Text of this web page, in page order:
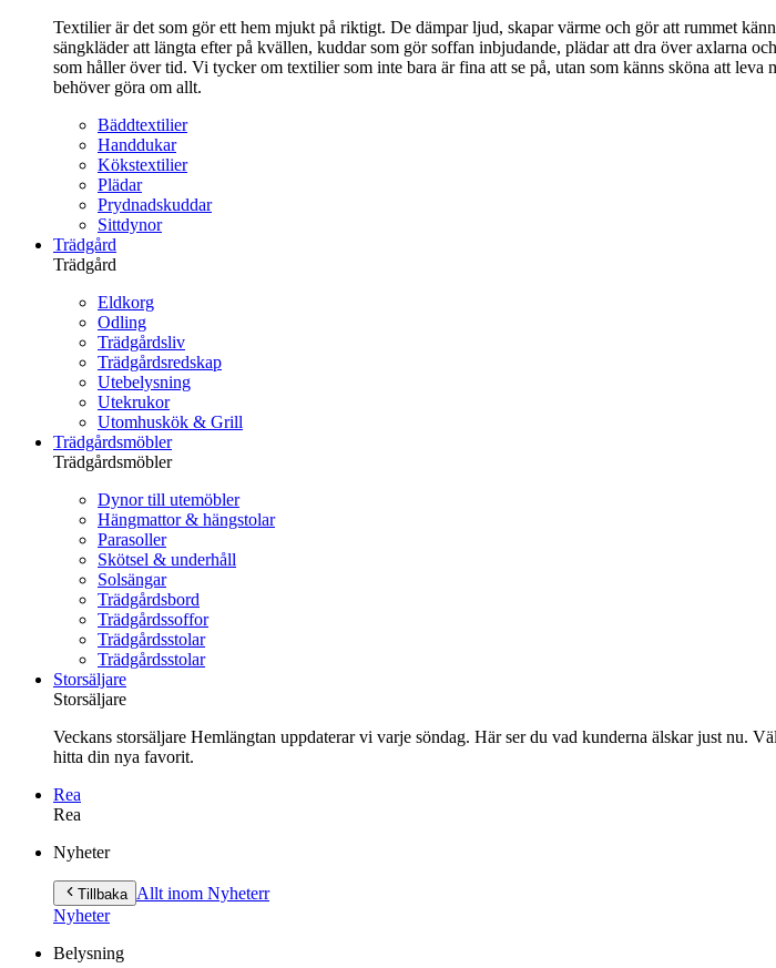
Textilier är det som gör ett hem mjukt på riktigt. De dämpar ljud, skapar värme och gör att rummet
sängkläder att längta efter på kvällen, kuddar som gör soffan inbjudande, plädar att dra över axlarna
som håller över tid. Vi tycker om textilier som inte bara är fina att se på, utan som känns sköna att
behöver göra om allt.
Bäddtextilier
Handdukar
Kökstextilier
Plädar
Prydnadskuddar
Sittdynor
Trädgård
Trädgård
Eldkorg
Odling
Trädgårdsliv
Trädgårdsredskap
Utebelysning
Utekrukor
Utomhuskök & Grill
Trädgårdsmöbler
Trädgårdsmöbler
Dynor till utemöbler
Hängmattor & hängstolar
Parasoller
Skötsel & underhåll
Solsängar
Trädgårdsbord
Trädgårdssoffor
Trädgårdsstolar
Trädgårdsstolar
Storsäljare
Storsäljare
Veckans storsäljare Hemlängtan uppdaterar vi varje söndag. Här ser du vad kunderna älskar just
hitta din nya favorit.
Rea
Rea
innehåll
Nyheter
Tillbaka Allt inom Nyheterr
Nyheter
Belysning